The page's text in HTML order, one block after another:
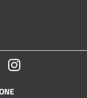
YoutubeInstagram